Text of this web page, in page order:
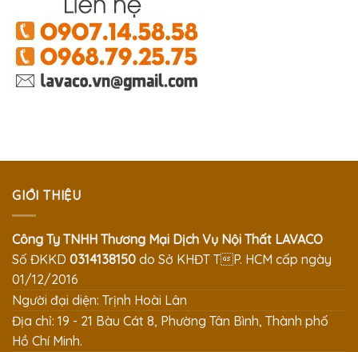
GIỚI THIỆU
Công Ty TNHH Thương Mại Dịch Vụ Nội Thất LAVACO
Số ĐKKD 0314138150 do Sở KHĐT TP. HCM cấp ngày
01/12/2016
Người đại diện: Trịnh Hoài Lân
Địa chỉ: 19 - 21 Bàu Cát 8, Phường Tân Bình, Thành phố
Hồ Chí Minh.